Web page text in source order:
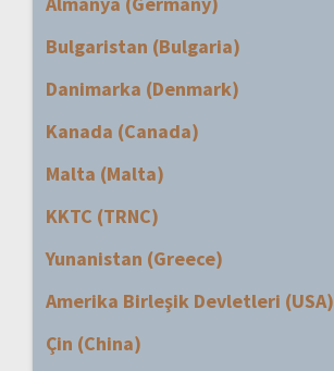
Bulgaristan (Bulgaria)
Danimarka (Denmark)
Kanada (Canada)
Malta (Malta)
KKTC (TRNC)
Yunanistan (Greece)
Amerika Birleşik Devletleri (USA)
Çin (China)